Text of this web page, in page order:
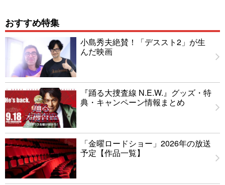
おすすめ特集
小島秀夫絶賛！「デススト2」が生
んだ映画
『踊る大捜査線 N.E.W.』グッズ・特
典・キャンペーン情報まとめ
「金曜ロードショー」2026年の放送
予定【作品一覧】